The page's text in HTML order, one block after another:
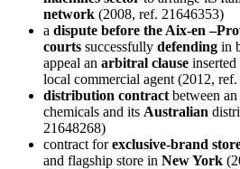
network (2008, ref. 21646353)
a dispute before the Aix-en
courts successfully defending in
appeal an arbitral clause
local commercial agent (2012,
distribution contract between an
chemicals and its Australian
21648268)
contract forexclusive-brand
and flagship store in New York